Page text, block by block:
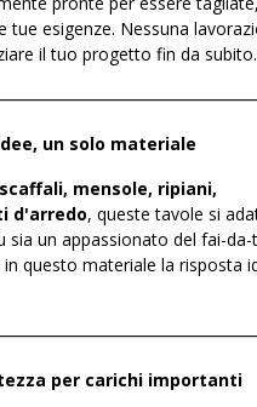
esigenze. Nessuna
il tuo progetto fin da subito.
un solo materiale
scaffali, mensole, ripiani,
d'arredo, queste tavole si
sia un appassionato del fai-
questo materiale la risposta
per carichi importanti